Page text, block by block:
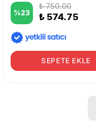
%23
₺ 750.00
₺ 574.75
SEPETE EKLE